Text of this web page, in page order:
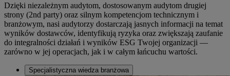
Dzięki niezależnym audytom, dostosowanym audytom drugiej
strony (2nd party) oraz silnym kompetencjom technicznym i
branżowym, nasi audytorzy dostarczają jasnych informacji na temat
wyników dostawców, identyfikują ryzyka oraz zwiększają zaufanie
do integralności działań i wyników ESG Twojej organizacji —
zarówno w jej operacjach, jak i w całym łańcuchu wartości.
Specjalistyczna wiedza branżowa